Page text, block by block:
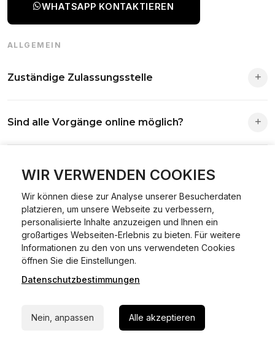
WIR VERWENDEN COOKIES
Wir können diese zur Analyse unserer Besucherdaten
platzieren, um unsere Webseite zu verbessern,
personalisierte Inhalte anzuzeigen und Ihnen ein
großartiges Webseiten-Erlebnis zu bieten. Für weitere
Informationen zu den von uns verwendeten Cookies
öffnen Sie die Einstellungen.
Datenschutzbestimmungen
Nein, anpassen Alle akzeptieren
WHATSAPP KONTAKTIEREN
ALLGEMEIN
Zuständige Zulassungsstelle
Antrag wird automatisch an die richtige Stelle weitergeleitet.
Sind alle Vorgänge online möglich?
Abmeldungen für Fahrzeuge mit Erstzulassung vor dem
Was ist Online Kfz-Zulassung?
Ein Internetverfahren, mit dem du Fahrzeuge anmelden,
ummelden oder abmelden kannst – inklusive Dateneingabe,
Dokumentprüfung und Bezahlung.
Welche Vorteile gibt es?
Zeitersparnis, flexible Durchführung, kein Besuch der
Behörde notwendig.
Welche Unterlagen werden benötigt?
Fahrzeugbrief, Fahrzeugschein, Ausweis oder Reisepass,
Versicherungsnachweis, falls erforderlich TÜV-Bericht.
Die Prozesse laufen über gesicherte Verbindungen mit